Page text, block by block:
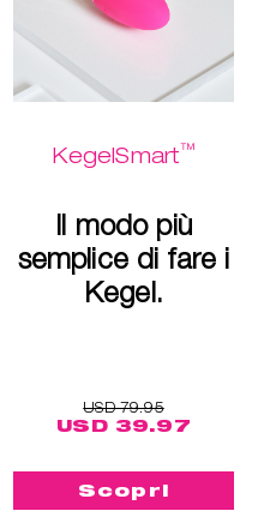
KegelSmart™
Il modo più
semplice di fare i
Kegel.
USD 79.95
USD 39.97
Scopri